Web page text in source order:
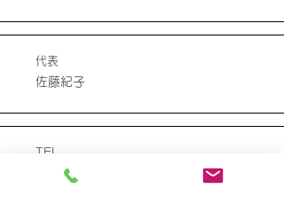
代表
佐藤紀子
TEL
0985-28-3412